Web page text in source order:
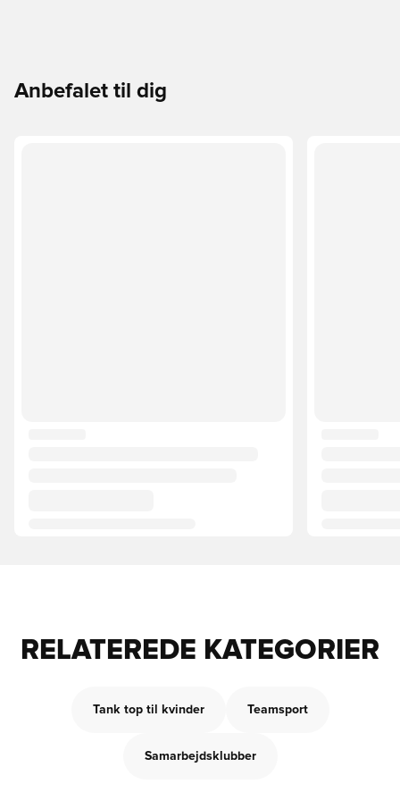
Anbefalet til dig
RELATEREDE KATEGORIER
Tank top til kvinder Teamsport
Samarbejdsklubber